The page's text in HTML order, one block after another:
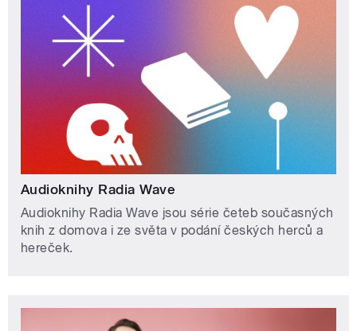
Audioknihy Radia Wave
Audioknihy Radia Wave jsou série četeb současných
knih z domova i ze světa v podání českých herců a
hereček.